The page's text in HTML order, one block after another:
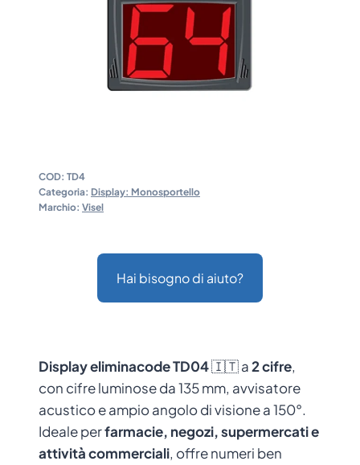
COD: TD4
Categoria: Display: Monosportello
Marchio: Visel
Hai bisogno di aiuto?
Display eliminacode TD04🇮🇹 a2 cifre,
con cifre luminose da 135 mm, avvisatore
acustico e ampio angolo di visione a 150°.
Ideale perfarmacie, negozi, supermercati e
attività commerciali, offre numeri ben